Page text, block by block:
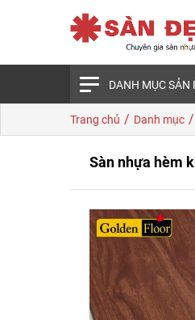
DANH MỤC SẢN
Trang chủ / Danh mục /
Sàn nhựa hèm